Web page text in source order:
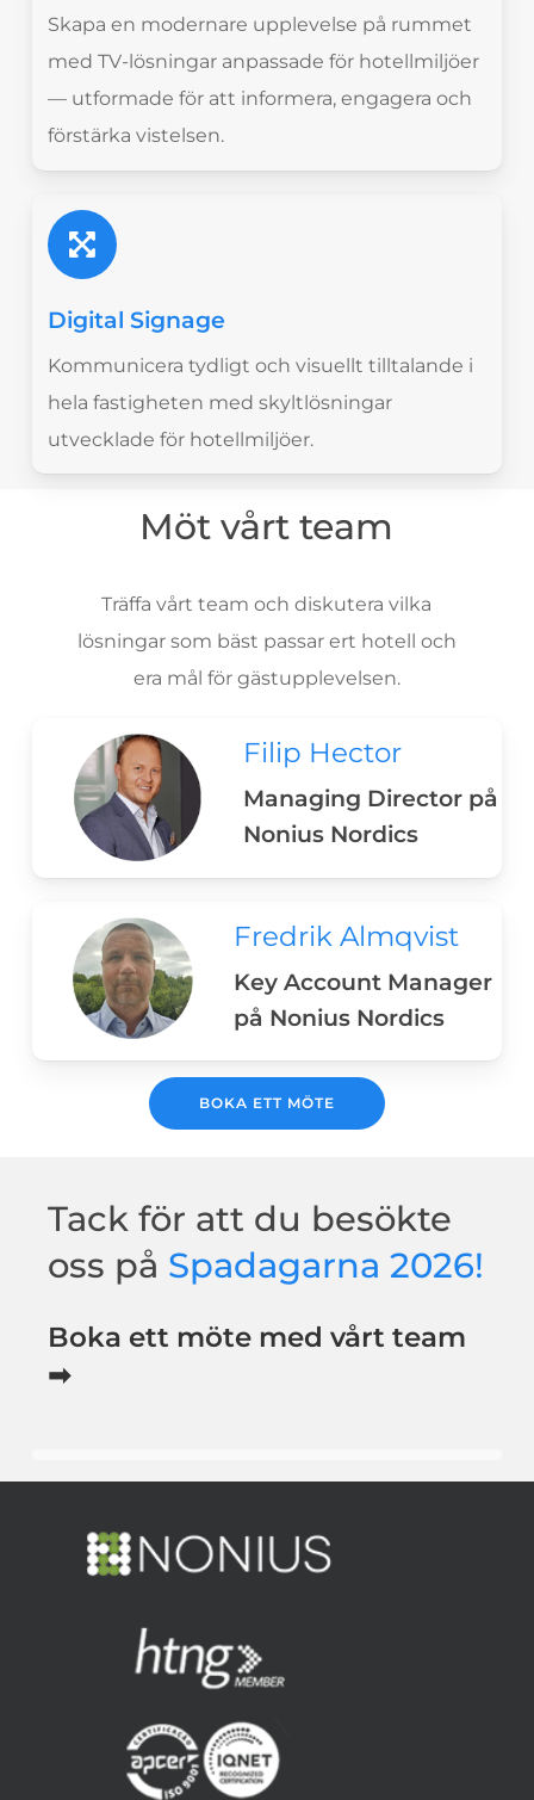
Skapa en modernare upplevelse på rummet
med TV-lösningar anpassade för hotellmiljöer
— utformade för att informera, engagera och
förstärka vistelsen.
Digital Signage
Kommunicera tydligt och visuellt tilltalande i
hela fastigheten med skyltlösningar
utvecklade för hotellmiljöer.
Möt vårt team
Träffa vårt team och diskutera vilka
lösningar som bäst passar ert hotell och
era mål för gästupplevelsen.
Filip Hector
Managing Director på
Nonius Nordics
Fredrik Almqvist
Key Account Manager
på Nonius Nordics
BOKA ETT MÖTE
Tack för att du besökte
oss på Spadagarna 2026!
Boka ett möte med vårt team
➡